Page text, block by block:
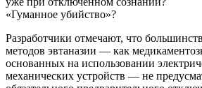
«Гуманное убийство»?
Разработчики отмечают, что
методов эвтаназии — как
основанных на использовании
механических устройств — не